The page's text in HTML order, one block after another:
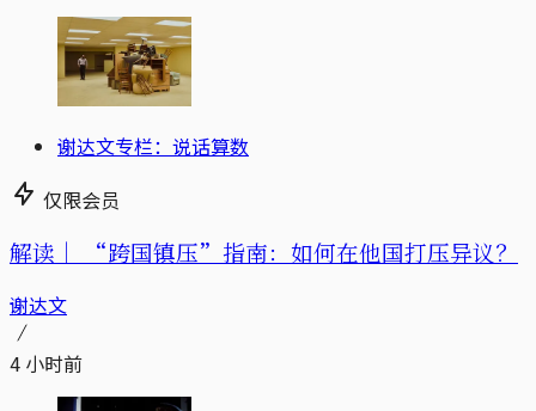
谢达文专栏：说话算数
仅限会员
解读｜ “跨国镇压”指南：如何在他国打压异议？
谢达文
4 小时前